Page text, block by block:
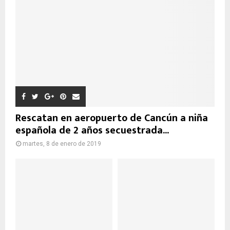
Rescatan en aeropuerto de Cancún a niña
española de 2 años secuestrada...
martes, 8 de enero de 2019